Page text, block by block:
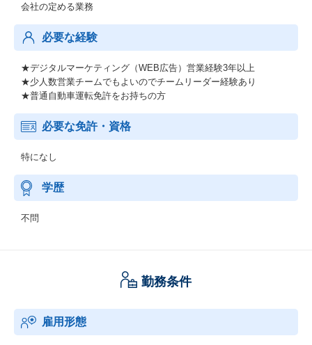
会社の定める業務
必要な経験
★デジタルマーケティング（WEB広告）営業経験3年以上
★少人数営業チームでもよいのでチームリーダー経験あり
★普通自動車運転免許をお持ちの方
必要な免許・資格
特になし
学歴
不問
勤務条件
雇用形態